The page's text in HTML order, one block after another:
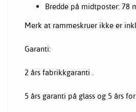
Bredde på midtposter: 78
Merk at rammeskruer ikke er
Garanti:
2 års fabrikkgaranti .
5 års garanti på glass og 5 års